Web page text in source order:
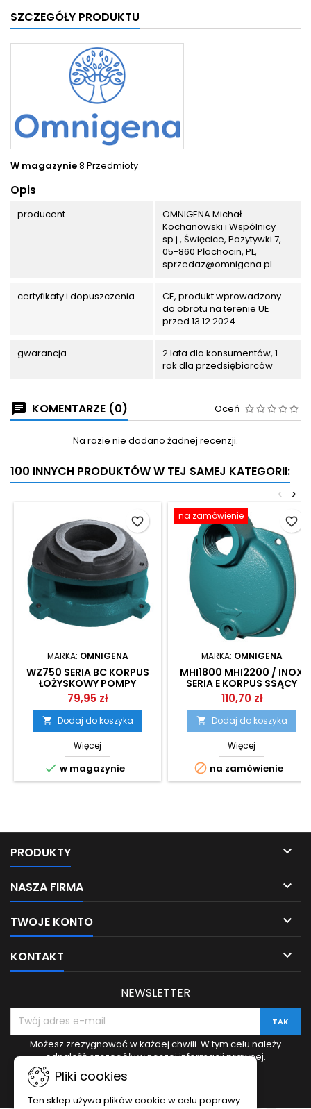
SZCZEGÓŁY PRODUKTU
W magazynie8 Przedmioty
Opis
producent
OMNIGENA Michał
Kochanowski i Wspólnicy
sp.j., Święcice, Pozytywki 7,
05-860 Płochocin, PL,
sprzedaz@omnigena.pl
certyfikaty i dopuszczenia
CE, produkt wprowadzony
do obrotu na terenie UE
przed 13.12.2024
gwarancja
2 lata dla konsumentów, 1
rok dla przedsiębiorców
KOMENTARZE (0) Oceń
Na razie nie dodano żadnej recenzji.
100 INNYCH PRODUKTÓW W TEJ SAMEJ KATEGORII:
>
<
MARKA: OMNIGENA
WZ750 SERIA BC KORPUS
ŁOŻYSKOWY POMPY
OMNIGENA
79,95 zł
 Dodaj do koszyka
Więcej
 w magazynie
favorite_border na zamówienie
MARKA: OMNIGENA
MHI1800 MHI2200 / INOX
SERIA E KORPUS SSĄCY
POMPY OMNIGENA
110,70 zł
 Dodaj do koszyka
Więcej
 na zamówienie
favorite_border
PRODUKTY 
NASZA FIRMA 
TWOJE KONTO 
KONTAKT 
Pliki cookies
Ten sklep używa plików cookie w celu poprawy
NEWSLETTER
Możesz zrezygnować w każdej chwili. W tym celu należy
odnaleźć szczegóły w naszej informacji prawnej.